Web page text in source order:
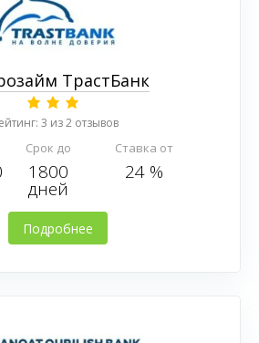
ТрастБанк
3 из 2 отзывов
Срок до
1800
дней
Ставка от
24 %
Подробнее